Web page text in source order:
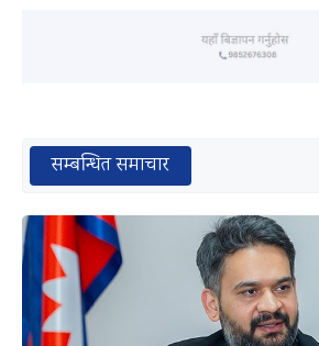
सम्बन्धित समाचार